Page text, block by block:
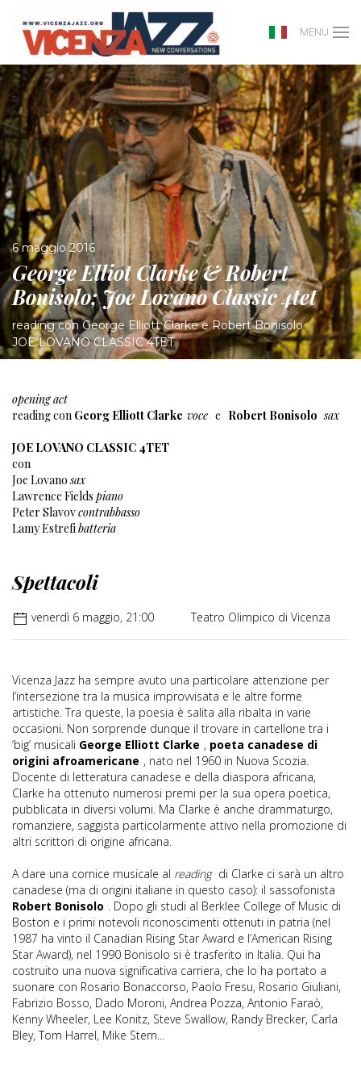
MENU
6 maggio 2016
George Elliot Clarke & Robert
Bonisolo; Joe Lovano Classic 4tet
reading con George Elliott Clarke e Robert Bonisolo
JOE LOVANO CLASSIC 4TET
opening act
reading con Georg Elliott Clarke voce e Robert Bonisolo sax
JOE LOVANO CLASSIC 4TET
con
Joe Lovanosax
Lawrence Fields piano
Peter Slavovcontrabbasso
Lamy Estrefibatteria
Spettacoli
venerdì 6 maggio, 21:00 Teatro Olimpico di Vicenza
Vicenza Jazz ha sempre avuto una particolare attenzione per
l’intersezione tra la musica improvvisata e le altre forme
artistiche. Tra queste, la poesia è salita alla ribalta in varie
occasioni. Non sorprende dunque il trovare in cartellone tra i
‘big’ musicali George Elliott Clarke , poeta canadese di
origini afroamericane , nato nel 1960 in Nuova Scozia.
Docente di letteratura canadese e della diaspora africana,
Clarke ha ottenuto numerosi premi per la sua opera poetica,
pubblicata in diversi volumi. Ma Clarke è anche drammaturgo,
romanziere, saggista particolarmente attivo nella promozione di
altri scrittori di origine africana.
A dare una cornice musicale al reading di Clarke ci sarà un altro
canadese (ma di origini italiane in questo caso): il sassofonista
Robert Bonisolo . Dopo gli studi al Berklee College of Music di
Boston e i primi notevoli riconoscimenti ottenuti in patria (nel
1987 ha vinto il Canadian Rising Star Award e l’American Rising
Star Award), nel 1990 Bonisolo si è trasferito in Italia. Qui ha
costruito una nuova significativa carriera, che lo ha portato a
suonare con Rosario Bonaccorso, Paolo Fresu, Rosario Giuliani,
Fabrizio Bosso, Dado Moroni, Andrea Pozza, Antonio Faraò,
Kenny Wheeler, Lee Konitz, Steve Swallow, Randy Brecker, Carla
Bley, Tom Harrel, Mike Stern...